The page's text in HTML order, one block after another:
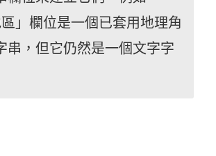
區」欄位是一個已套用地理角
串，但它仍然是一個文字字